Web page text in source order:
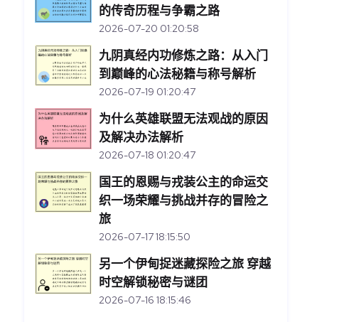
的传奇历程与争霸之路
2026-07-20 01:20:58
九阴真经内功修炼之路：从入门
到巅峰的心法秘籍与称号解析
2026-07-19 01:20:47
为什么英雄联盟无法观战的原因
及解决办法解析
2026-07-18 01:20:47
国王的恩赐与戎装公主的命运交
织一场荣耀与挑战并存的冒险之
旅
2026-07-17 18:15:50
另一个伊甸捉迷藏探险之旅 穿越
时空解锁秘密与谜团
2026-07-16 18:15:46